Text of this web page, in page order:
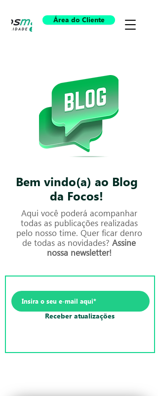
Área do Cliente
Bem vindo(a) ao Blog
da Focos!
Aqui você poderá acompanhar
todas as publicações realizadas
pelo nosso time. Quer ficar denro
de todas as novidades? Assine
nossa newsletter!
Receber atualizações